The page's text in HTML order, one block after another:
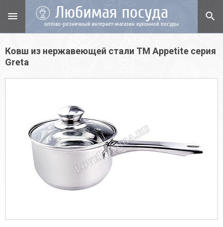
menu Любимая посуда
оптово-розничный интернет-магазин кухонной посуды
search
Ковш из нержавеющей стали TM Appetite cерия
Greta